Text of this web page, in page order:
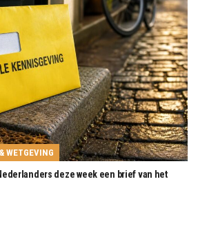
WETGEVING
deze week een brief van het